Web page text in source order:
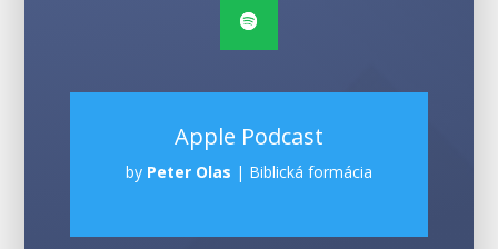
Apple Podcast
by Peter Olas | Biblická formácia